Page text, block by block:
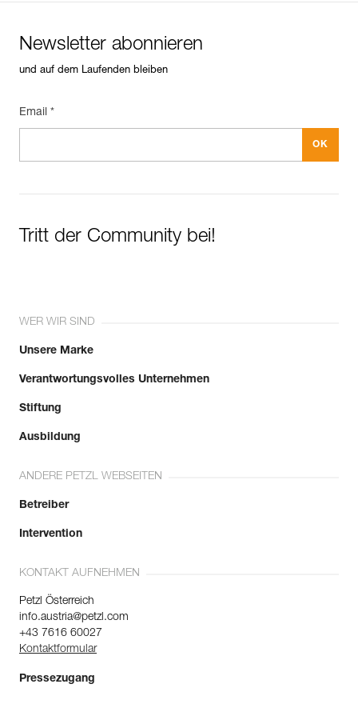
Newsletter abonnieren
und auf dem Laufenden bleiben
Email *
Tritt der Community bei!
WER WIR SIND
Unsere Marke
Verantwortungsvolles Unternehmen
Stiftung
Ausbildung
ANDERE PETZL WEBSEITEN
Betreiber
Intervention
KONTAKT AUFNEHMEN
Petzl Österreich
info.austria@petzl.com
+43 7616 60027
Kontaktformular
Pressezugang